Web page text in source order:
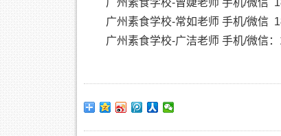
广州素食学校-曾婕老师 手机/微信
广州素食学校-常如老师 手机/微信
广州素食学校-广洁老师 手机/微信